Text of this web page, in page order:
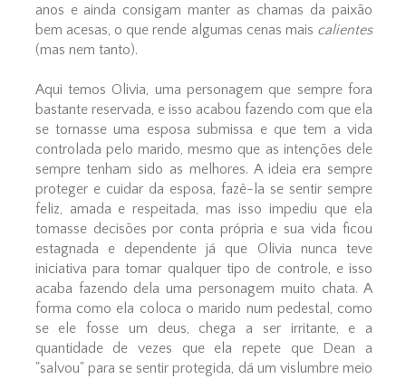
anos e ainda consigam manter as chamas da paixão
bem acesas, o que rende algumas cenas mais calientes
(mas nem tanto).
Aqui temos Olivia, uma personagem que sempre fora
bastante reservada, e isso acabou fazendo com que ela
se tornasse uma esposa submissa e que tem a vida
controlada pelo marido, mesmo que as intenções dele
sempre tenham sido as melhores. A ideia era sempre
proteger e cuidar da esposa, fazê-la se sentir sempre
feliz, amada e respeitada, mas isso impediu que ela
tomasse decisões por conta própria e sua vida ficou
estagnada e dependente já que Olivia nunca teve
iniciativa para tomar qualquer tipo de controle, e isso
acaba fazendo dela uma personagem muito chata. A
forma como ela coloca o marido num pedestal, como
se ele fosse um deus, chega a ser irritante, e a
quantidade de vezes que ela repete que Dean a
"salvou" para se sentir protegida, dá um vislumbre meio